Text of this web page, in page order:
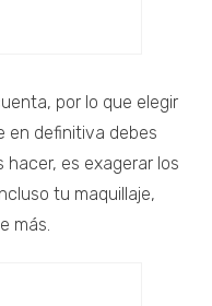
por lo que elegir
en definitiva debes
hacer, es exagerar los
tu maquillaje,
más.